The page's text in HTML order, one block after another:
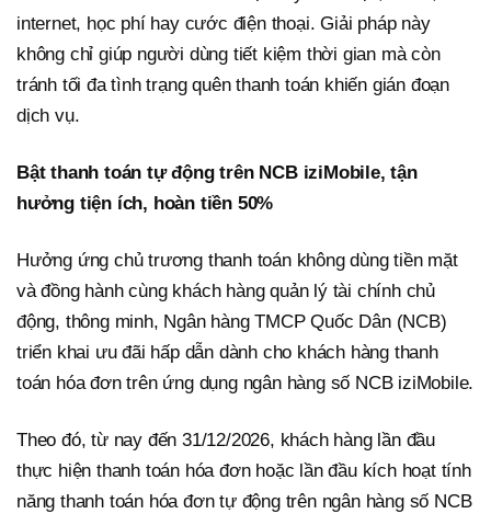
internet, học phí hay cước điện thoại. Giải pháp này
không chỉ giúp người dùng tiết kiệm thời gian mà còn
tránh tối đa tình trạng quên thanh toán khiến gián đoạn
dịch vụ.
Bật thanh toán tự động trên NCB iziMobile, tận
hưởng tiện ích, hoàn tiền 50%
Hưởng ứng chủ trương thanh toán không dùng tiền mặt
và đồng hành cùng khách hàng quản lý tài chính chủ
động, thông minh, Ngân hàng TMCP Quốc Dân (NCB)
triển khai ưu đãi hấp dẫn dành cho khách hàng thanh
toán hóa đơn trên ứng dụng ngân hàng số NCB iziMobile.
Theo đó, từ nay đến 31/12/2026, khách hàng lần đầu
thực hiện thanh toán hóa đơn hoặc lần đầu kích hoạt tính
năng thanh toán hóa đơn tự động trên ngân hàng số NCB